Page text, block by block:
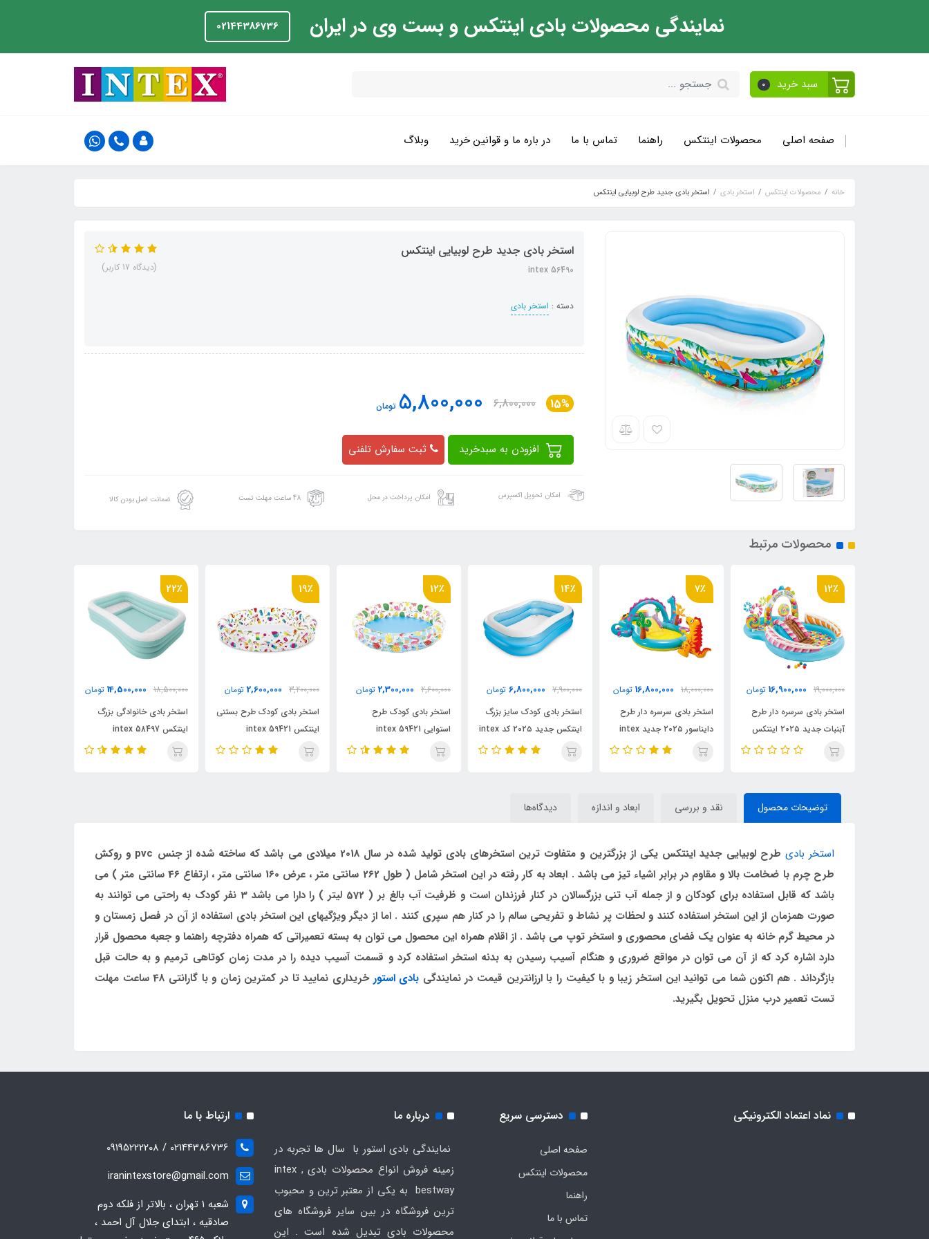
نمایندگی محصولات بادی اینتکس و بست وی در ایران 02144386736
سبد خرید 0
صفحه اصلی محصولات اینتکس راهنما تماس با ما در باره ما و قوانین خرید وبلاگ
خانه محصولات اینتکس استخر بادی استخر بادی جدید طرح لوبیایی اینتکس
استخر بادی جدید طرح لوبیایی اینتکس
intex 56490
دسته : استخر بادی
(دیدگاه 17 کاربر)
15%
6,800,000
5,800,000 تومان
ثبت سفارش تلفنی
امکان تحویل اکسپرس امکان پرداخت در محل 48 ساعت مهلت تست ضمانت اصل بودن کالا
محصولات مرتبط
تومان
استخر بادی سرسره دار طرح
آبنبات جدید ۲۰۲۵ اینتکس
7٪
18,000,000
16,800,000
تومان
استخر بادی سرسره دار طرح
دایناسور ۲۰۲۵ جدید intex
57135
7,900,000
6,800,000
تومان
استخر بادی کودک سایز بزرگ
اینتکس جدید ۲۰۲۵ کد intex
57180
2,600,000
2,300,000
تومان
استخر بادی کودک طرح
استوایی intex 59421
3,200,000
2,600,000
تومان
استخر بادی کودک طرح بستنی
اینتکس intex 59421
18,500,000
14,500,000
تومان
استخر بادی خانوادگی بزرگ
اینتکس intex 58497
14٪
7,500,000
6,500,000
استخر بادی کودک اینتکس
مدل 58480
توضیحات محصول نقد و بررسی ابعاد و اندازه دیدگاه‌ها
استخر بادی
طرح لوبیایی جدید اینتکس یکی از بزرگترین و متفاوت ترین استخرهای بادی تولید شده در سال 2018 میلادی می باشد که ساخته شده از جنس pvc و روکش
طرح چرم با ضخامت بالا و مقاوم در برابر اشیاء تیز می باشد . ابعاد به کار رفته در این استخر شامل ( طول 262 سانتی متر ، عرض 160 سانتی متر ، ارتفاع 46 سانتی متر ) می
باشد که قابل استفاده برای کودکان و از جمله آب تنی بزرگسالان در کنار فرزندان است و ظرفیت آب بالغ بر ( 572 لیتر ) را دارا می باشد 3 نفر کودک به راحتی می توانند به
صورت همزمان از این استخر استفاده کنند و لحظات پر نشاط و تفریحی سالم را در کنار هم سپری کنند . اما از دیگر ویژگیهای این استخر بادی استفاده از آن در فصل زمستان و
در محیط گرم خانه به عنوان یک فضای محصوری و استخر توپ می باشد . از اقلام همراه این محصول می توان به بسته تعمیراتی که همراه دفترچه راهنما و جعبه محصول قرار
دارد اشاره کرد که از آن می توان در مواقع ضروری و هنگام آسیب رسیدن به بدنه استخر استفاده کرد و قسمت آسیب دیده را در مدت زمان کوتاهی ترمیم و به حالت قبل
بازگرداند . هم اکنون شما می توانید این استخر زیبا و با کیفیت را با ارزانترین قیمت در نمایندگی بادی استور
خریداری نمایید تا در کمترین زمان و با گارانتی 48 ساعت مهلت
تست تعمیر درب منزل تحویل بگیرید.
نماد اعتماد الکترونیکی دسترسی سریع
صفحه اصلی
محصولات اینتکس
راهنما
تماس با ما
درباره ما
نمایندگی بادی استور با سال ها تجربه در
زمینه فروش انواع محصولات بادی intex ,
bestway به یکی از معتبر ترین و محبوب
ترین فروشگاه در بین سایر فروشگاه های
محصولات بادی تبدیل شده است . این
ارتباط با ما
02144386736 / 09195222208
iranintexstore@gmail.com
شعبه ۱ تهران ، بالاتر از فلکه دوم
صادقیه ، ابتدای جلال آل احمد ،